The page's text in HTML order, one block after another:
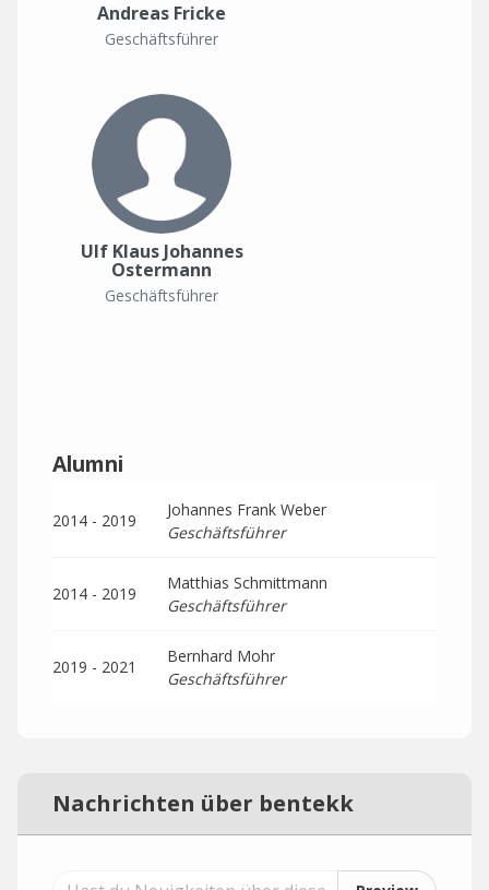
Andreas Fricke
Geschäftsführer
Ulf Klaus Johannes
Ostermann
Geschäftsführer
Alumni
2014 - 2019
Johannes Frank Weber
Geschäftsführer
2014 - 2019
Matthias Schmittmann
Geschäftsführer
2019 - 2021
Bernhard Mohr
Geschäftsführer
Nachrichten über bentekk